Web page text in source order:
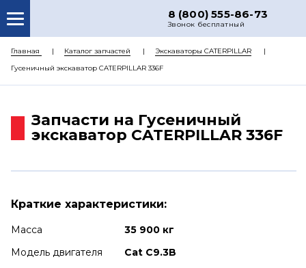
8 (800) 555-86-73
Звонок бесплатный
О НАС
КАТАЛОГ ЗАПЧАСТЕЙ
ДОСТАВКА
Главная Каталог запчастей
Экскаваторы CATERPILLAR
Гусеничный экскаватор CATERPILLAR 336F
Запчасти на Гусеничный
экскаватор CATERPILLAR 336F
Краткие характеристики:
Масса
35 900 кг
Модель двигателя
Cat C9.3B